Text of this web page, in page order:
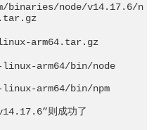
binaries/node/v14.17.6/n
arm64.tar.gz
arm64/bin/node
arm64/bin/npm
则成功了